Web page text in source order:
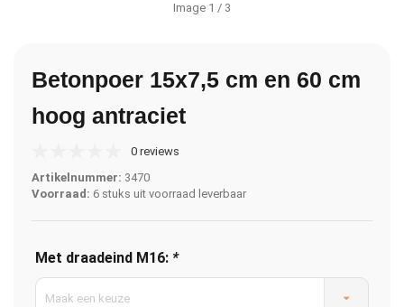
Image 1 / 3
Betonpoer 15x7,5 cm en 60 cm
hoog antraciet
0 reviews
Artikelnummer: 3470
Voorraad: 6 stuks uit voorraad leverbaar
Met draadeind M16: *
Maak een keuze